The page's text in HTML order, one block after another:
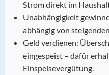
Strom direkt im
Unabhängigkeit
abhängig von
Geld verdienen:
eingespeist – dafür
Einspeisevergütung.